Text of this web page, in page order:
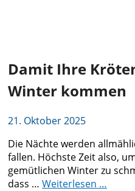
Damit Ihre
Winter kommen
21. Oktober 2025
Die Nächte werden
fallen. Höchste Zeit also,
gemütlichen Winter zu
dass … Weiterlesen …